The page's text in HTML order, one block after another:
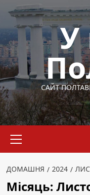
Перейти
вмісту
У
САЙТ
меню
ДОМАШНЯ 2024
Місяць: